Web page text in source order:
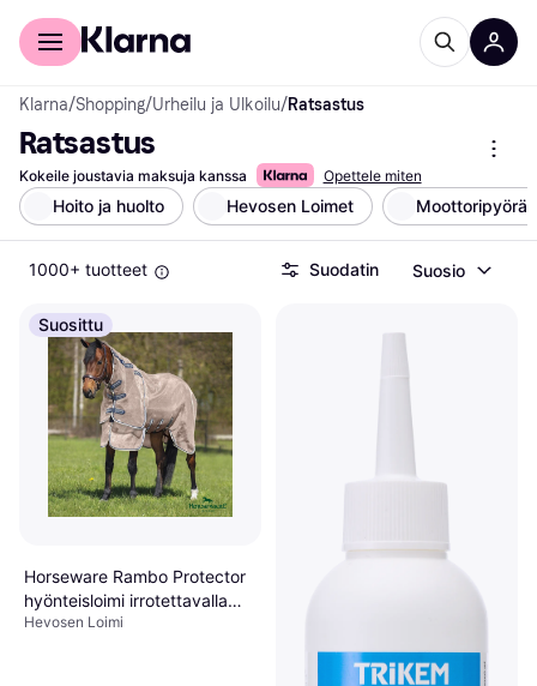
Kuluttajille
Klarna/Shopping/Urheilu ja Ulkoilu/Ratsastus
Ratsastus
Kokeile joustavia maksuja kanssa Opettele miten
Hoito ja huolto Hevosen Loimet
1000+ tuotteet Suodatin Suosio
Suosittu
Horseware Rambo Protector
hyönteisloimi irrotettavalla
kaulaosalla
Hevosen Loimi